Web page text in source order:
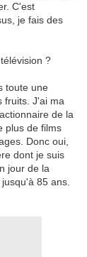
C'est
je fais des
?
toute une
fruits. J'ai ma
de la
plus de films
Donc oui,
dont je suis
jour de la
85 ans.